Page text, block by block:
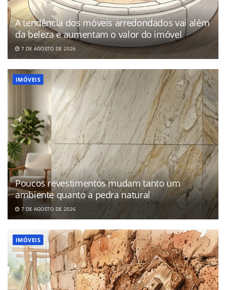
A tendência dos móveis arredondados vai além
da beleza e aumentam o valor do imóvel
7 DE AGOSTO DE 2026
IMÓVEIS
Poucos revestimentos mudam tanto um
ambiente quanto a pedra natural
7 DE AGOSTO DE 2026
IMÓVEIS